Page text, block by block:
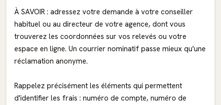
À SAVOIR : adressez votre demande à votre conseiller
habituel ou au directeur de votre agence, dont vous
trouverez les coordonnées sur vos relevés ou votre
espace en ligne. Un courrier nominatif passe mieux qu'une
réclamation anonyme.
Rappelez précisément les éléments qui permettent
d'identifier les frais : numéro de compte, numéro de